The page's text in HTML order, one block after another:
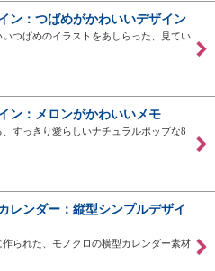
ン：つばめがかわいいデザイン
つばめのイラストをあしらった、見てい
ン：メロンがかわいいメモ
すっきり愛らしいナチュラルポップな8
レンダー：縦型シンプルデザイ
られた、モノクロの横型カレンダー素材